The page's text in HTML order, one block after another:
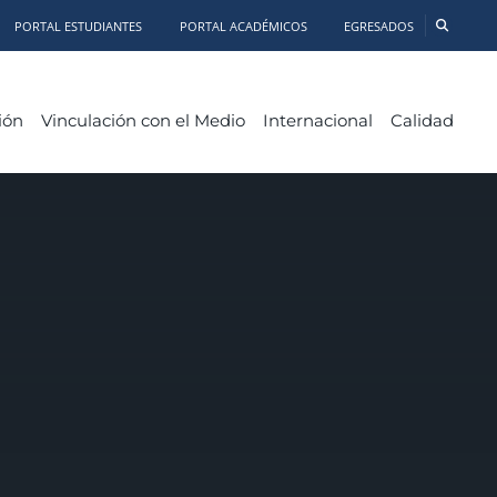
PORTAL ESTUDIANTES PORTAL ACADÉMICOS EGRESADOS
Vinculación con el Medio Internacional Calidad